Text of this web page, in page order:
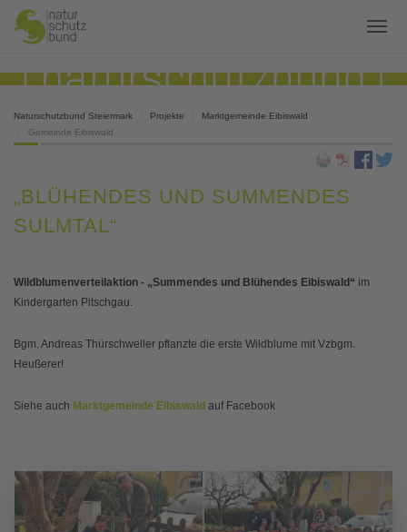
Naturschutzbund Steiermark Projekte
Marktgemeinde Eibiswald
Gemeinde Eibiswald
„BLÜHENDES UND SUMMENDES
SULMTAL“
Wildblumenverteilaktion - „Summendes und Blühendes Eibiswald“ im
Kindergarten Pitschgau.
Bgm. Andreas Thürschweller pflanzte die erste Wildblume mit Vzbgm.
Heußerer!
Siehe auch Marktgemeinde Eibiswald auf Facebook